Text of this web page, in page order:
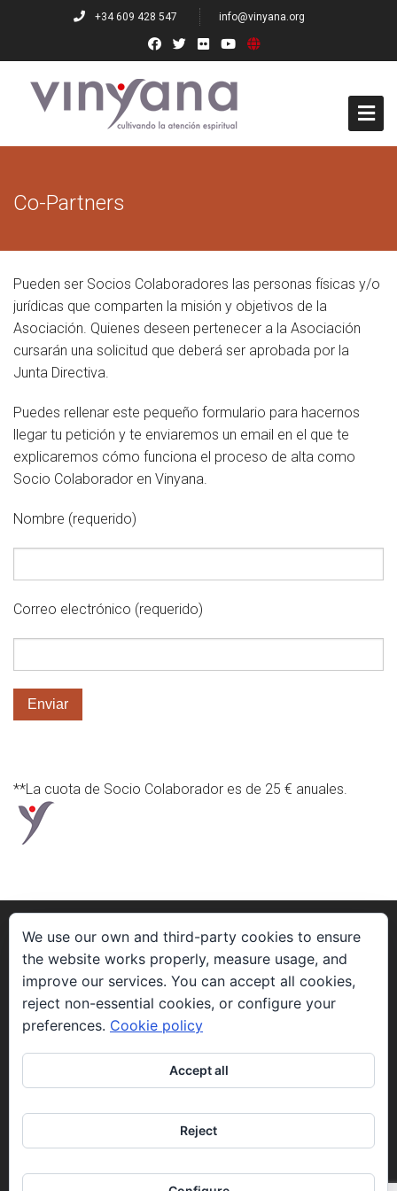
+34 609 428 547 info@vinyana.org
Founders
Governing Board
Teachers
Numerary Members
Co-Partners
Academic Training
Planned
Dissemination
Contact
Co-Partners
Pueden ser Socios Colaboradores las personas físicas y/o
jurídicas que comparten la misión y objetivos de la
Asociación. Quienes deseen pertenecer a la Asociación
cursarán una solicitud que deberá ser aprobada por la
Junta Directiva.
Puedes rellenar este pequeño formulario para hacernos
llegar tu petición y te enviaremos un email en el que te
explicaremos cómo funciona el proceso de alta como
Socio Colaborador en Vinyana.
Nombre (requerido)
Correo electrónico (requerido)
Por favor, deja este campo vacío.
**La cuota de Socio Colaborador es de 25 € anuales.
VINYANA
Vinyana’s mission is to attend to the spiritual aspects
related to the process of dying.
SOCIAL MEDIA
We use our own and third-party cookies to ensure
the website works properly, measure usage, and
improve our services. You can accept all cookies,
reject non-essential cookies, or configure your
preferences. Cookie policy
Accept all
Reject